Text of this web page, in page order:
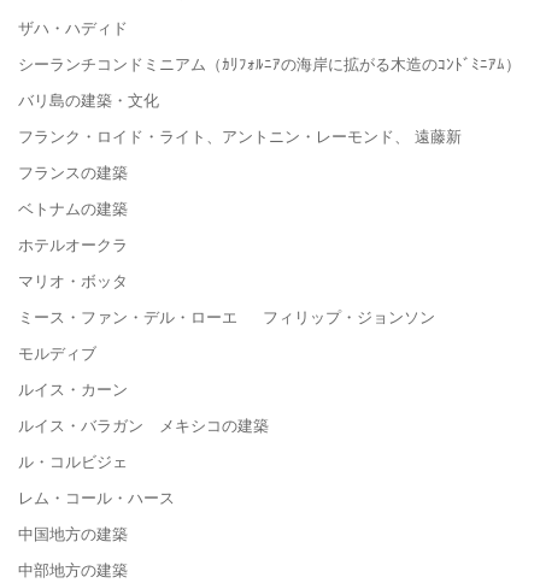
ザハ・ハディド
シーランチコンドミニアム（ｶﾘﾌｫﾙﾆｱの海岸に拡がる木造のｺﾝﾄﾞﾐﾆｱﾑ）
バリ島の建築・文化
フランク・ロイド・ライト、アントニン・レーモンド、 遠藤新
フランスの建築
ベトナムの建築
ホテルオークラ
マリオ・ボッタ
ミース・ファン・デル・ローエ フィリップ・ジョンソン
モルディブ
ルイス・カーン
ルイス・バラガン メキシコの建築
ル・コルビジェ
レム・コール・ハース
中国地方の建築
中部地方の建築